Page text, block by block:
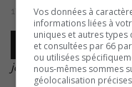
17 octobre 2016 | Par Équipe
Lecteur
audio
00:00
josee-laforest-
Vos données à
informations liées à
uniques et autres
et consultées par 66
ou utilisées
nous-mêmes sommes
géolocalisation